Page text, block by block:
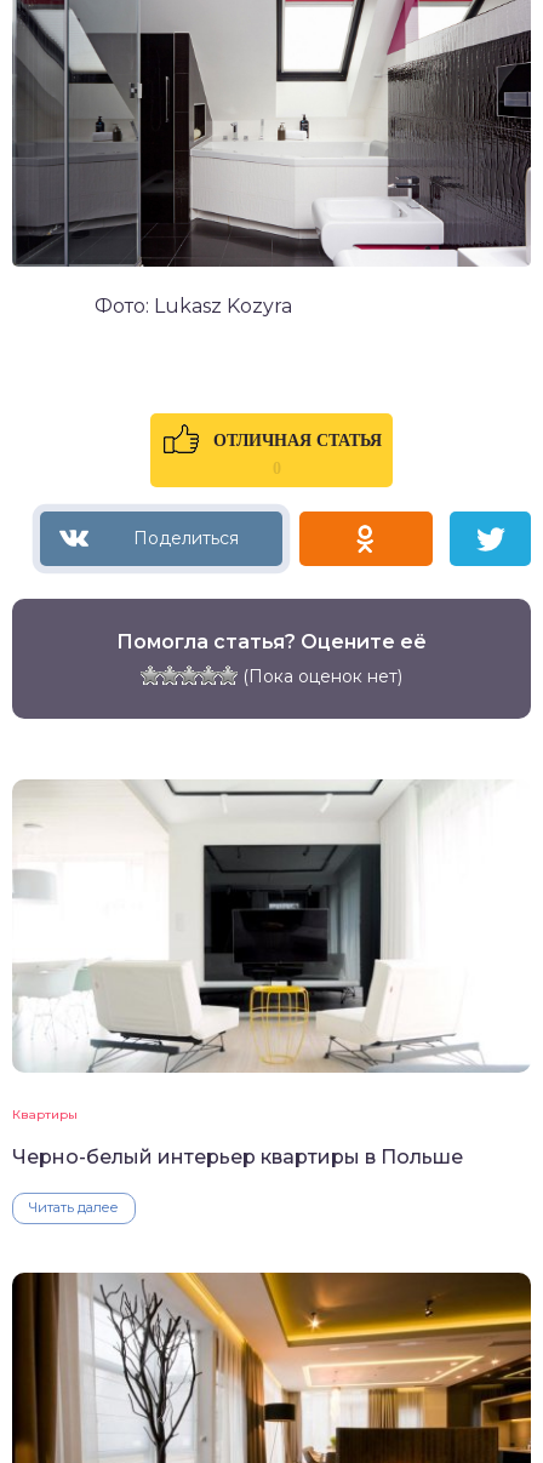
Фото: Lukasz Kozyra
ОТЛИЧНАЯ СТАТЬЯ
0
Помогла статья? Оцените её
(Пока оценок нет)
Квартиры
Черно-белый интерьер квартиры в Польше
Читать далее